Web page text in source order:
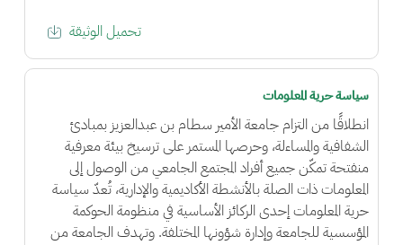
تحميل الوثيقة
سياسة حرية المعلومات
انطلاقًا من التزام جامعة الأمير سطام بن عبدالعزيز بمبادئ
الشفافية والمساءلة، وحرصها المستمر على ترسيخ بيئة معرفية
منفتحة تمكّن جميع أفراد المجتمع الجامعي من الوصول إلى
المعلومات ذات الصلة بالأنشطة الأكاديمية والإدارية، تُعدّ سياسة
حرية المعلومات إحدى الركائز الأساسية في منظومة الحوكمة
المؤسسية للجامعة وإدارة شؤونها المختلفة. وتهدف الجامعة من